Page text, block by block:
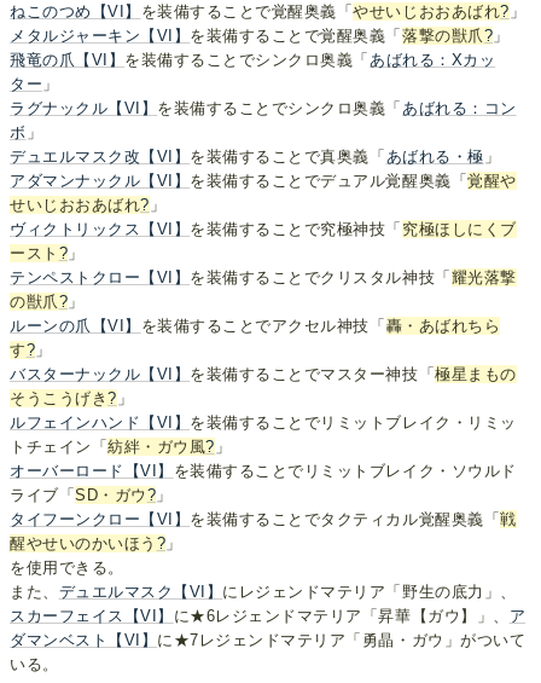
ねこのつめ【VI】 を装備することで覚醒奥義「やせいじおおあばれ? 」
メタルジャーキン【VI】 を装備することで覚醒奥義「落撃の獣爪 ? 」
飛竜の爪【VI】 を装備することでシンクロ奥義「 あばれる：Xカッ
ター 」
ラグナックル【VI】 を装備することでシンクロ奥義「 あばれる：コン
ボ 」
デュエルマスク改【VI】 を装備することで真奥義「 あばれる・極 」
アダマンナックル【VI】 を装備することでデュアル覚醒奥義「覚醒や
せいじおおあばれ? 」
ヴィクトリックス【VI】 を装備することで究極神技「 究極ほしにくブ
ースト ? 」
テンペストクロー【VI】 を装備することでクリスタル神技「 耀光落撃
の獣爪 ? 」
ルーンの爪【VI】 を装備することでアクセル神技「 轟・あばれちら
す? 」
バスターナックル【VI】 を装備することでマスター神技「極星まもの
そうこうげき? 」
ルフェインハンド【VI】 を装備することでリミットブレイク・リミッ
トチェイン「紡絆・ガウ風? 」
オーバーロード【VI】 を装備することでリミットブレイク・ソウルド
ライブ「SD・ガウ ? 」
タイフーンクロー【VI】 を装備することでタクティカル覚醒奥義「戦
醒やせいのかいほう ? 」
を使用できる。
また、 デュエルマスク【VI】 にレジェンドマテリア「野生の底力」、
スカーフェイス【VI】 に★6レジェンドマテリア「昇華【ガウ】」、 ア
ダマンベスト【VI】 に★7レジェンドマテリア「勇晶・ガウ」がついて
いる。